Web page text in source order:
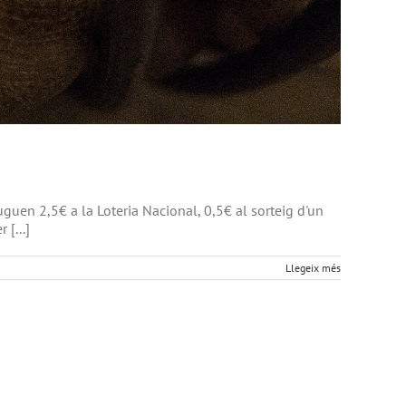
2,5€ a la Loteria Nacional, 0,5€ al sorteig d'un
[...]
Llegeix més